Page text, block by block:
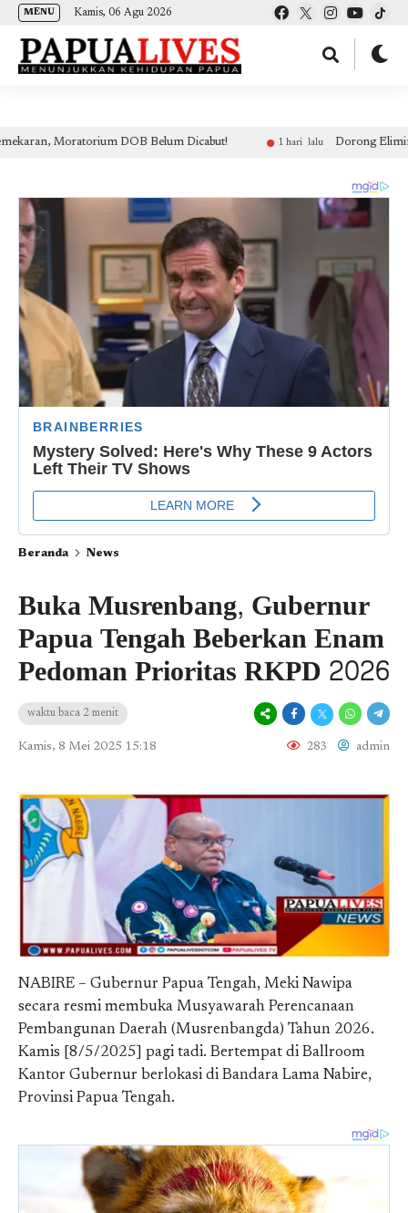
(self.SWG_BASIC = self.SWG_BASIC || []).push( basicSubscriptions => {
basicSubscriptions.init({ type: "NewsArticle", isPartOfType: ["Product"], isPartOfProductId:
MENU Kamis, 06 Agu 2026
Moratorium DOB Belum Dicabut! 1 hari lalu Dorong Eliminasi
Beranda News
Buka Musrenbang, Gubernur
Papua Tengah Beberkan Enam
Pedoman Prioritas RKPD 2026
waktu baca 2 menit
Kamis, 8 Mei 2025 15:18 283 admin
NABIRE – Gubernur Papua Tengah, Meki Nawipa
secara resmi membuka Musyawarah Perencanaan
Pembangunan Daerah (Musrenbangda) Tahun 2026.
Kamis [8/5/2025] pagi tadi. Bertempat di Ballroom
Kantor Gubernur berlokasi di Bandara Lama Nabire,
Provinsi Papua Tengah.